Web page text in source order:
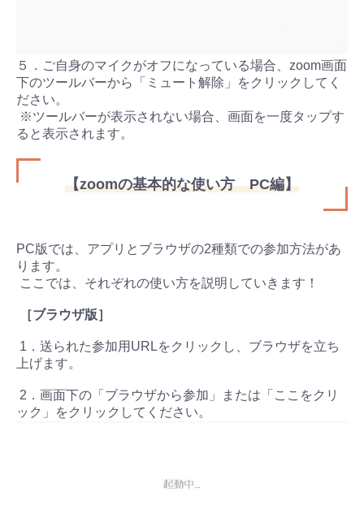
５．ご自身のマイクがオフになっている場合、zoom画面
下のツールバーから「ミュート解除」をクリックしてく
ださい。
※ツールバーが表示されない場合、画面を一度タップす
ると表示されます。
【zoomの基本的な使い方 PC編】
PC版では、アプリとブラウザの2種類での参加方法があ
ります。
ここでは、それぞれの使い方を説明していきます！
［ブラウザ版］
1．送られた参加用URLをクリックし、ブラウザを立ち
上げます。
2．画面下の「ブラウザから参加」または「ここをクリ
ック」をクリックしてください。